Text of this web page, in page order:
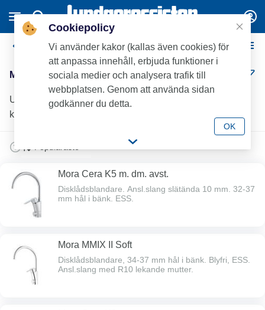
Mora Köksblandare
Mora Köksblandare (26)
Upptäck Mora köksblandare hos Lundagrossisten –
kvalitet för professionella installationer.
Mora Cera K5 m. dm. avst.
Disklådsblandare. Ansl.slang slätända 10 mm. 32-37
mm hål i bänk. ESS.
Mora MMIX II Soft
Disklådsblandare, 34-37 mm hål i bänk. Blyfri, ESS.
Ansl.slang med R10 lekande mutter.
Cookiepolicy
Vi använder kakor (kallas även cookies) för
att anpassa innehåll, erbjuda funktioner i
sociala medier och analysera trafik till
webbplatsen. Genom att använda sidan
godkänner du detta.
OK